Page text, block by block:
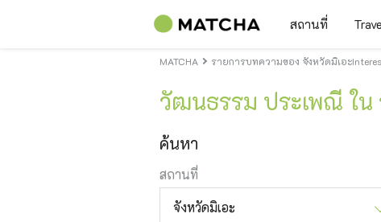
สถานที่
MATCHA รายการบทความของ จังหวัดมิเอะ
วัฒนธรรม ประเพณี ใน
ค้นหา
สถานที่
จังหวัดมิเอะ